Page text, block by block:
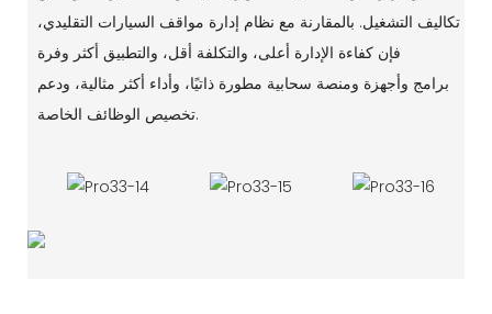
تكاليف التشغيل. بالمقارنة مع نظام إدارة مواقف السيارات التقليدي،
برامج وأجهزة ومنصة سحابية مطورة ذاتيًا، وأداء أكثر مثالية، ودعم
تخصيص الوظائف الخاصة.